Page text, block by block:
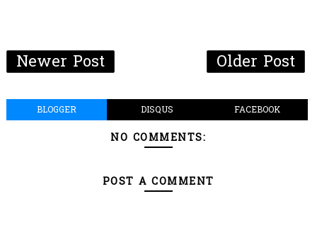
Newer Post Older Post
BLOGGER DISQUS FACEBOOK
NO COMMENTS:
POST A COMMENT